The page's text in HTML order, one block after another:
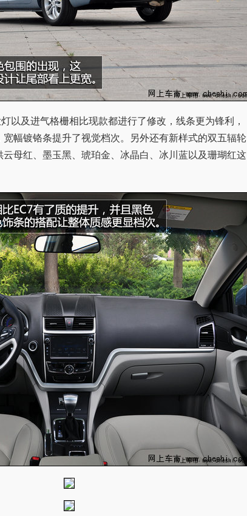
以及进气格栅相比现款都进行了修改，线条更为锋利，
幅镀铬条提升了视觉档次。另外还有新样式的双五辐轮
云母红、墨玉黑、琥珀金、冰晶白、冰川蓝以及珊瑚红这